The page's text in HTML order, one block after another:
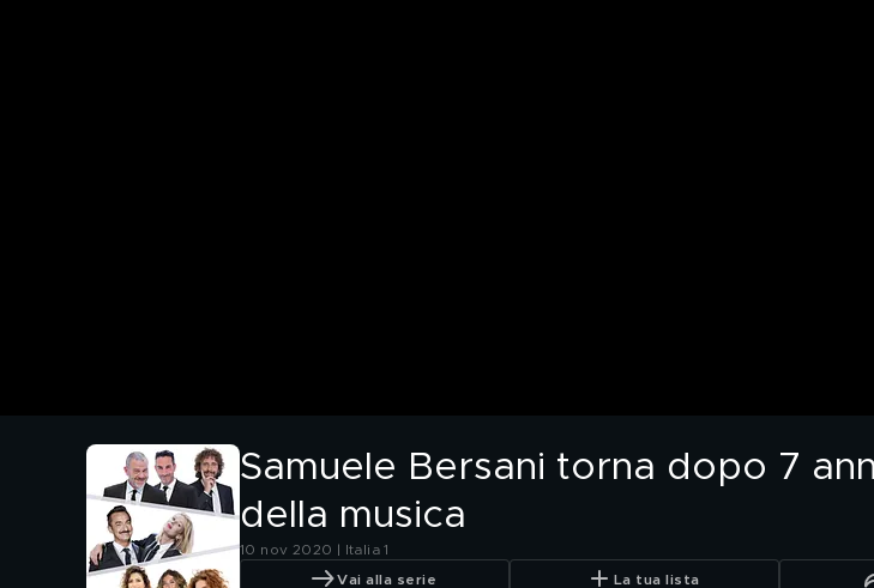
Samuele Bersani torna dopo 7
della musica
10 nov 2020 | Italia 1
Vai alla serie La tua lista